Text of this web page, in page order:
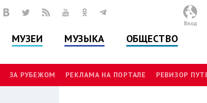
МУЗЕИ МУЗЫКА ОБЩЕСТВО
Вход
ЗА РУБЕЖОМ РЕКЛАМА НА ПОРТАЛЕ РЕВИЗОР